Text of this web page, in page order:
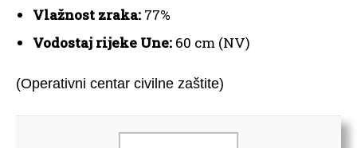
Vlažnost zraka: 77%
Vodostaj rijeke Une: 60 cm (NV)
(Operativni centar civilne zaštite)